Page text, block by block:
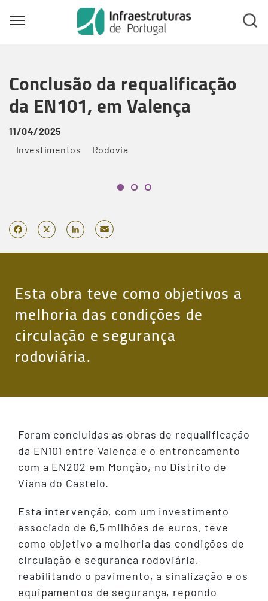
main
content
Toggle main menu visibility
Conclusão da requalificação
da EN101, em Valença
11/04/2025
Investimentos
Rodovia
Facebook
X LinkedIn
Esta obra teve como objetivos a
melhoria das condições de
circulação e segurança
rodoviária.
Foram concluídas as obras de requalificação
da EN101 entre Valença e o entroncamento
com a EN202 em Monção, no Distrito de
Viana do Castelo.
Esta intervenção, com um investimento
associado de 6,5 milhões de euros, teve
como objetivo a melhoria das condições de
circulação e segurança rodoviária,
reabilitando o pavimento, a sinalização e os
equipamentos de segurança, repondo